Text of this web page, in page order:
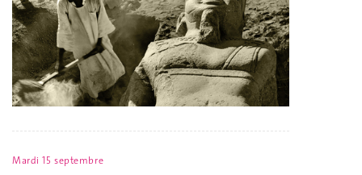
Mardi 15 septembre